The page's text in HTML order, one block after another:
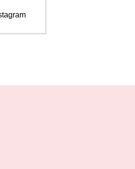
ドウで開きます。